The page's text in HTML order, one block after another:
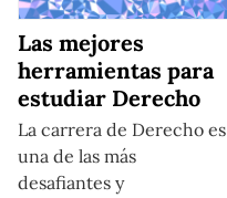
Las mejores
herramientas para
estudiar Derecho
La carrera de Derecho es
una de las más
desafiantes y